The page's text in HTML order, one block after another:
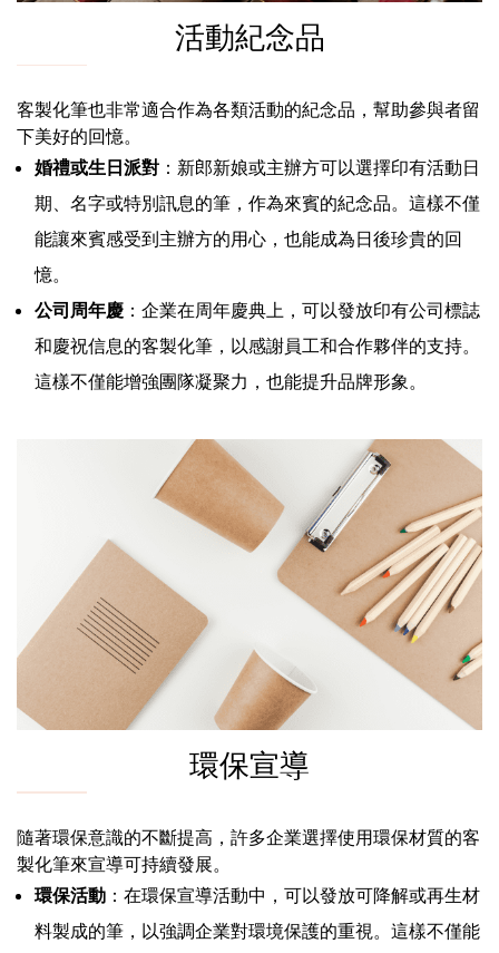
活動紀念品
客製化筆也非常適合作為各類活動的紀念品，幫助參與者留
下美好的回憶。
婚禮或生日派對 ：新郎新娘或主辦方可以選擇印有活動日
期、名字或特別訊息的筆，作為來賓的紀念品。這樣不僅
能讓來賓感受到主辦方的用心，也能成為日後珍貴的回
憶。
公司周年慶 ：企業在周年慶典上，可以發放印有公司標誌
和慶祝信息的客製化筆，以感謝員工和合作夥伴的支持。
這樣不僅能增強團隊凝聚力，也能提升品牌形象。
環保宣導
隨著環保意識的不斷提高，許多企業選擇使用環保材質的客
製化筆來宣導可持續發展。
環保活動 ：在環保宣導活動中，可以發放可降解或再生材
料製成的筆，以強調企業對環境保護的重視。這樣不僅能